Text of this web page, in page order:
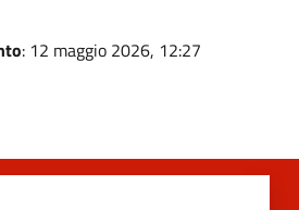
: 12 maggio 2026, 12:27